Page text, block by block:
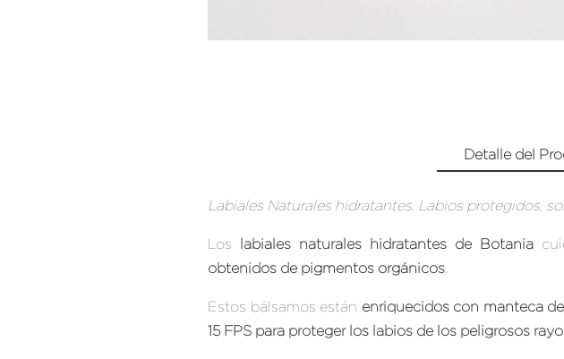
Detalle del
Labiales Naturales hidratantes. Labios protegidos,
Los labiales naturales hidratantes de Botania
obtenidos de pigmentos orgánicos
Estos bálsamos están enriquecidos con manteca
15 FPS para proteger los labios de los peligrosos